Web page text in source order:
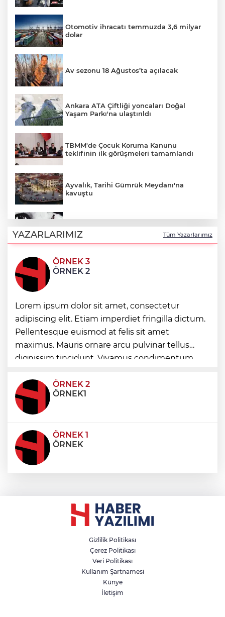
Otomotiv ihracatı temmuzda 3,6 milyar
dolar
Av sezonu 18 Ağustos’ta açılacak
Ankara ATA Çiftliği yoncaları Doğal
Yaşam Parkı'na ulaştırıldı
TBMM'de Çocuk Koruma Kanunu
teklifinin ilk görüşmeleri tamamlandı
Ayvalık, Tarihi Gümrük Meydanı'na
kavuştu
coşkusu
'Ay Grubu' suç örgütüne 12 gözaltı!
2025'te Ar-Ge'ye 254 milyar TL harcadık!
Ar-Ge'de en büyük pay üniversitelere
İzmir Karabağlar'da Gazeteci Barış Selçuk
saygıyla anıldı
YAZARLARIMIZ Tüm Yazarlarımız
ÖRNEK 3
ÖRNEK 2
Lorem ipsum dolor sit amet, consectetur
adipiscing elit. Etiam imperdiet fringilla dictum.
Pellentesque euismod at felis sit amet
maximus. Mauris ornare arcu pulvinar tellus
dignissim tincidunt. Vivamus condimentum
condimentum eros et, faucibus sapien. Praese
ÖRNEK 2
ÖRNEK1
ÖRNEK 1
ÖRNEK
Gizlilik Politikası
Çerez Politikası
Veri Politikası
Kullanım Şartnamesi
Künye
İletişim